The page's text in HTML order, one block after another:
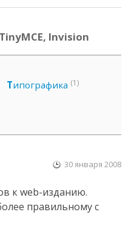
Invision
Типографика (1)
30 января 2008
к web-изданию.
правильному с